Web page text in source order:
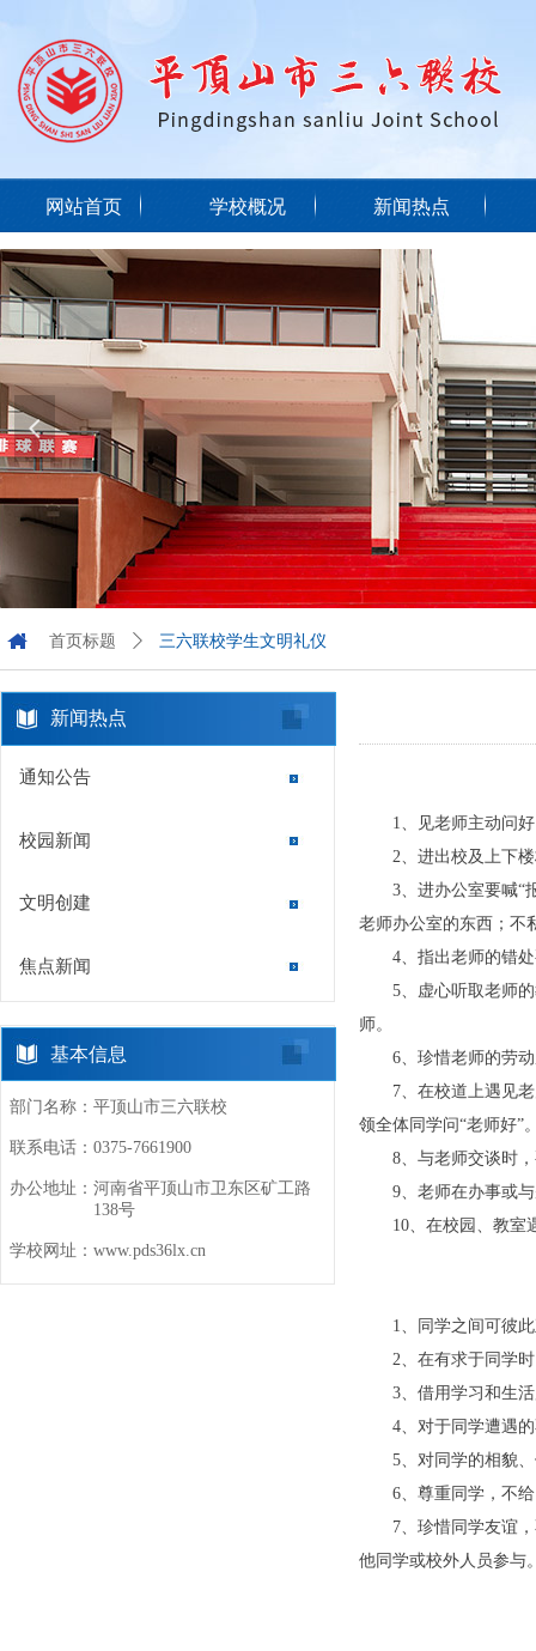
网站首页 学校概况 新闻热点
넳
首页标题 ꄲ 三六联校学生文明礼仪
新闻热点
通知公告
校园新闻
文明创建
焦点新闻
基本信息
部门名称： 平顶山市三六联校
联系电话： 0375-7661900
办公地址： 河南省平顶山市卫东区矿工路
138号
学校网址： www.pds36lx.cn
1、见老师主动问
2、进出校及上下
3、进办公室要喊“
老师办公室的东西；不
4、指出老师的错
5、虚心听取老师
师。
6、珍惜老师的劳
7、在校道上遇见
领全体同学问“老师好”
8、与老师交谈时
9、老师在办事或
10、在校园、教室
1、同学之间可彼
2、在有求于同学
3、借用学习和生
4、对于同学遭遇
5、对同学的相貌
6、尊重同学，不
7、珍惜同学友谊
他同学或校外人员参与